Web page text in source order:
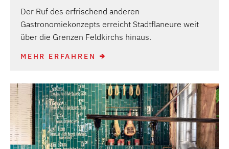
Der Ruf des erfrischend anderen
Gastronomiekonzepts erreicht Stadtflaneure weit
über die Grenzen Feldkirchs hinaus.
MEHR ERFAHREN